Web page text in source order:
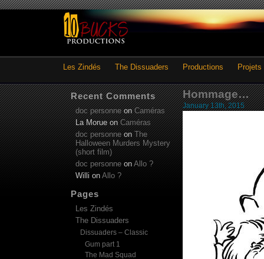
Les Zindés The Dissuaders Productions Projets
Hommage…
January 13th, 2015
Recent Comments
doc personneonCaméras
La MorueonCaméras
doc personneonThe
Halloween Murders Mystery
(short film)
doc personne on Allo ?
Willi on Allo ?
Pages
Les Zindés
The Dissuaders
Dissuaders – Classic
Gum part 1
The Mad Squad